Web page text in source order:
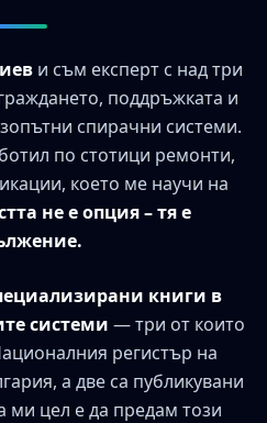
и съм експерт с над три
поддръжката и
спирачни системи.
по стотици ремонти,
което ме научи на
не е опция – тя е
книги в
системи — три от които
регистър на
а две са публикувани
ми цел е да предам този